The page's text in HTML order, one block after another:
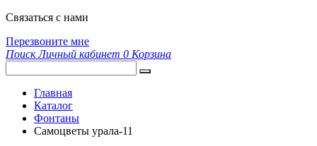
Связаться с нами
Перезвоните мне
Поиск Личный кабинет 0 Корзина
Главная
Каталог
Фонтаны
Самоцветы урала-11